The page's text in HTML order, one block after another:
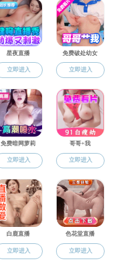
生学科竞赛
试行）
浏览：1276